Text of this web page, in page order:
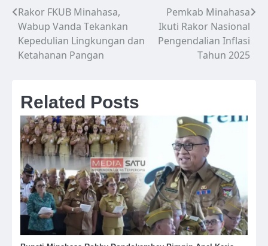
Navigasi
pos
Rakor FKUB Minahasa,
Wabup Vanda Tekankan
Kepedulian Lingkungan dan
Ketahanan Pangan
Pemkab Minahasa
Ikuti Rakor Nasional
Pengendalian Inflasi
Tahun 2025
Related Posts